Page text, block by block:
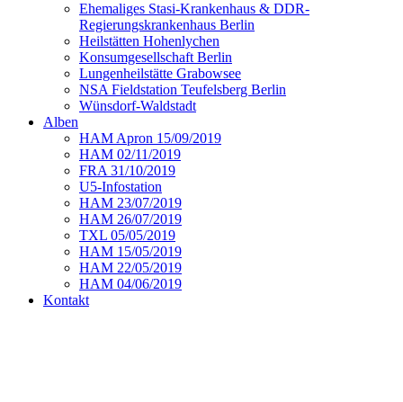
Ehemaliges Stasi-Krankenhaus & DDR-
Regierungskrankenhaus Berlin
Heilstätten Hohenlychen
Konsumgesellschaft Berlin
Lungenheilstätte Grabowsee
NSA Fieldstation Teufelsberg Berlin
Wünsdorf-Waldstadt
Alben
HAM Apron 15/09/2019
HAM 02/11/2019
FRA 31/10/2019
U5-Infostation
HAM 23/07/2019
HAM 26/07/2019
TXL 05/05/2019
HAM 15/05/2019
HAM 22/05/2019
HAM 04/06/2019
Kontakt